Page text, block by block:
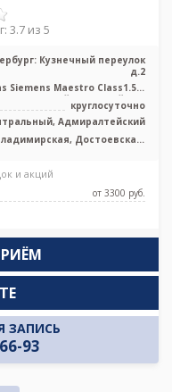
3.7 из 5
Кузнечный переулок
д.2
Siemens Maestro Class1.5 T
закрытый тип
круглосуточно
Адмиралтейский
Достоевская,
и акций
от 3300 pуб.
ЗАПИСЬ
93